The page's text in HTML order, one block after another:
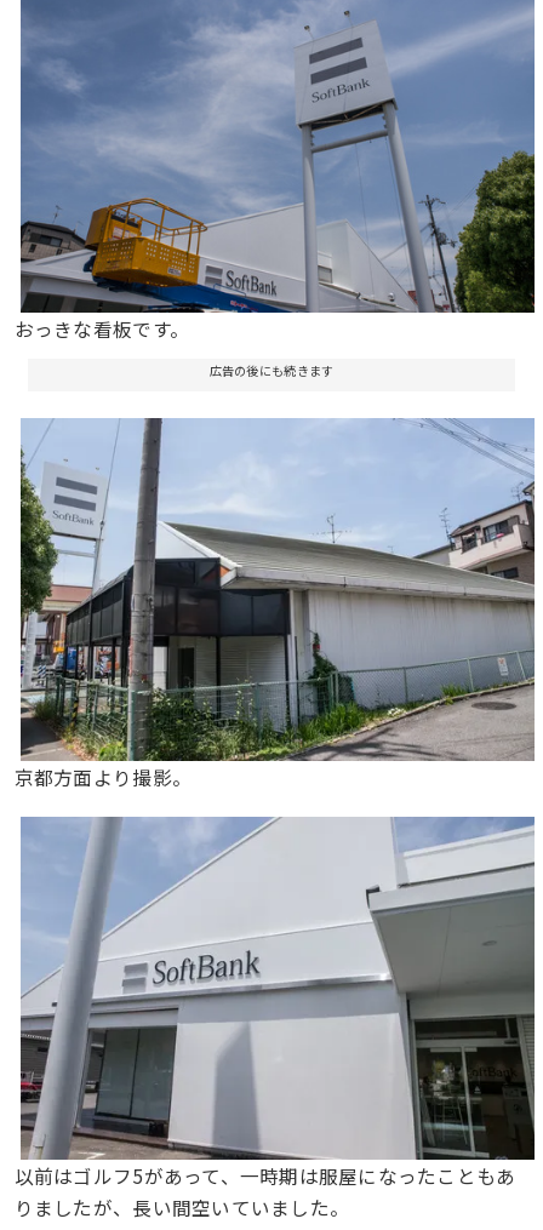
おっきな看板です。
広告の後にも続きます
京都方面より撮影。
以前はゴルフ5があって、一時期は服屋になったこともあ
りましたが、長い間空いていました。